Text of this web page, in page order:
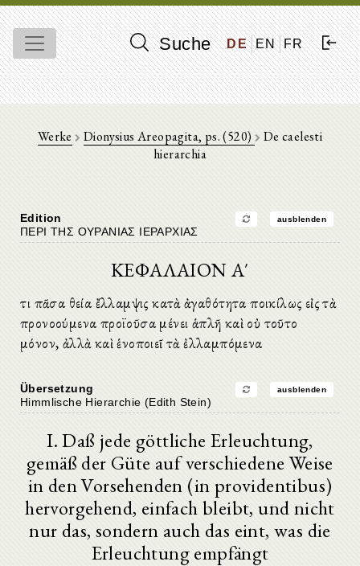
Suche DE EN FR
Werke Dionysius Areopagita, ps. (520)
De caelesti
hierarchia
Edition ausblenden
ΠΕΡΙ ΤΗΣ ΟΥΡΑΝΙΑΣ ΙΕΡΑΡΧΙΑΣ
ΚΕΦΑΛΑΙΟΝ Α΄
Ὅτι πᾶσα θεία ἔλλαμψις κατὰ ἀγαθότητα ποικίλως εἰς τὰ
προνοούμενα προϊοῦσα μένει ἁπλῆ καὶ οὐ τοῦτο
μόνον, ἀλλὰ καὶ ἑνοποιεῖ τὰ ἐλλαμπόμενα
Übersetzung ausblenden
Himmlische Hierarchie (Edith Stein)
I. Daß jede göttliche Erleuchtung,
gemäß der Güte auf verschiedene Weise
in den Vorsehenden (in providentibus)
hervorgehend, einfach bleibt, und nicht
nur das, sondern auch das eint, was die
Erleuchtung empfängt